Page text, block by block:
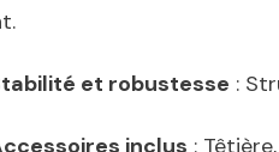
et robustesse :